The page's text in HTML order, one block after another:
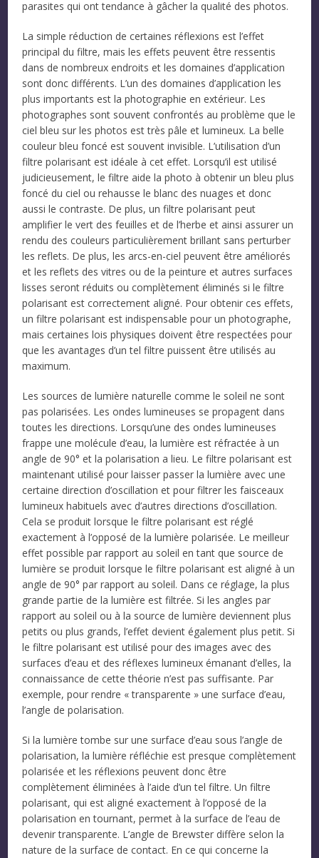
parasites qui ont tendance à gâcher la qualité des photos.
La simple réduction de certaines réflexions est l’effet
principal du filtre, mais les effets peuvent être ressentis
dans de nombreux endroits et les domaines d’application
sont donc différents. L’un des domaines d’application les
plus importants est la photographie en extérieur. Les
photographes sont souvent confrontés au problème que le
ciel bleu sur les photos est très pâle et lumineux. La belle
couleur bleu foncé est souvent invisible. L’utilisation d’un
filtre polarisant est idéale à cet effet. Lorsqu’il est utilisé
judicieusement, le filtre aide la photo à obtenir un bleu plus
foncé du ciel ou rehausse le blanc des nuages et donc
aussi le contraste. De plus, un filtre polarisant peut
amplifier le vert des feuilles et de l’herbe et ainsi assurer un
rendu des couleurs particulièrement brillant sans perturber
les reflets. De plus, les arcs-en-ciel peuvent être améliorés
et les reflets des vitres ou de la peinture et autres surfaces
lisses seront réduits ou complètement éliminés si le filtre
polarisant est correctement aligné. Pour obtenir ces effets,
un filtre polarisant est indispensable pour un photographe,
mais certaines lois physiques doivent être respectées pour
que les avantages d’un tel filtre puissent être utilisés au
maximum.
Les sources de lumière naturelle comme le soleil ne sont
pas polarisées. Les ondes lumineuses se propagent dans
toutes les directions. Lorsqu’une des ondes lumineuses
frappe une molécule d’eau, la lumière est réfractée à un
angle de 90° et la polarisation a lieu. Le filtre polarisant est
maintenant utilisé pour laisser passer la lumière avec une
certaine direction d’oscillation et pour filtrer les faisceaux
lumineux habituels avec d’autres directions d’oscillation.
Cela se produit lorsque le filtre polarisant est réglé
exactement à l’opposé de la lumière polarisée. Le meilleur
effet possible par rapport au soleil en tant que source de
lumière se produit lorsque le filtre polarisant est aligné à un
angle de 90° par rapport au soleil. Dans ce réglage, la plus
grande partie de la lumière est filtrée. Si les angles par
rapport au soleil ou à la source de lumière deviennent plus
petits ou plus grands, l’effet devient également plus petit. Si
le filtre polarisant est utilisé pour des images avec des
surfaces d’eau et des réflexes lumineux émanant d’elles, la
connaissance de cette théorie n’est pas suffisante. Par
exemple, pour rendre « transparente » une surface d’eau,
l’angle de polarisation.
Si la lumière tombe sur une surface d’eau sous l’angle de
polarisation, la lumière réfléchie est presque complètement
polarisée et les réflexions peuvent donc être
complètement éliminées à l’aide d’un tel filtre. Un filtre
polarisant, qui est aligné exactement à l’opposé de la
polarisation en tournant, permet à la surface de l’eau de
devenir transparente. L’angle de Brewster diffère selon la
nature de la surface de contact. En ce qui concerne la